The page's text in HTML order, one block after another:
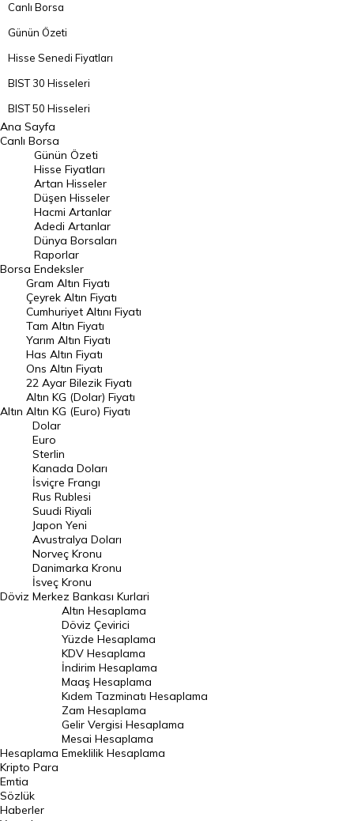
Canlı Borsa
Günün Özeti
Hisse Senedi Fiyatları
BIST 30 Hisseleri
BIST 50 Hisseleri
BIST 100 Hisseleri
En Çok Artan Hisseler
En Çok Düşen Hisseler
Hacmi Artanlar
Geçmiş Kapanışlar
Dünya Borsaları
Raporlar
Endeksler
DÖVİZ
Döviz Kuru
Dolar Kuru
Euro Kuru
Pound Kuru
Frank Kuru
Riyal Kuru
Avustralya Doları
Danimarka Kronu Kuru
Kanada Doları Kuru
Norveç Kronu Kuru
İsveç Kronu Kuru
Japon Yeni Kuru
Serbest Piyasa Döviz Kurları
Merkez Bankası Döviz Kurları
Altın Fiyatları
Gram Altın Fiyatı
Çeyrek Altın Fiyatı
Ana Sayfa
Canlı Borsa
Borsa
Günün Özeti
Hisse Fiyatları
Artan Hisseler
Düşen Hisseler
Hacmi Artanlar
Adedi Artanlar
Dünya Borsaları
Raporlar
Endeksler
Altın
Gram Altın Fiyatı
Çeyrek Altın Fiyatı
Cumhuriyet Altını Fiyatı
Tam Altın Fiyatı
Yarım Altın Fiyatı
Has Altın Fiyatı
Ons Altın Fiyatı
22 Ayar Bilezik Fiyatı
Altın KG (Dolar) Fiyatı
Altın KG (Euro) Fiyatı
Döviz
Dolar
Euro
Sterlin
Kanada Doları
İsviçre Frangı
Rus Rublesi
Suudi Riyali
Japon Yeni
Avustralya Doları
Norveç Kronu
Danimarka Kronu
İsveç Kronu
Merkez Bankası Kurlari
Hesaplama
Altın Hesaplama
Döviz Çevirici
Yüzde Hesaplama
KDV Hesaplama
İndirim Hesaplama
Maaş Hesaplama
Kıdem Tazminatı Hesaplama
Zam Hesaplama
Gelir Vergisi Hesaplama
Mesai Hesaplama
Emeklilik Hesaplama
Kripto Para
Emtia
Sözlük
Haberler